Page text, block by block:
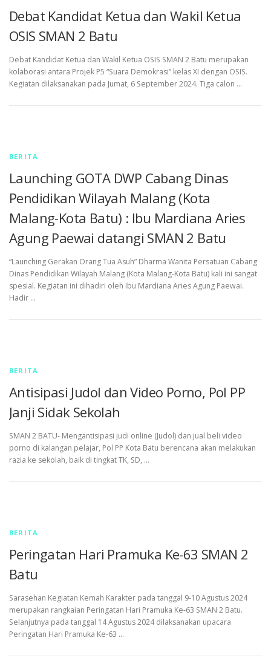
Debat Kandidat Ketua dan Wakil Ketua
OSIS SMAN 2 Batu
Debat Kandidat Ketua dan Wakil Ketua OSIS SMAN 2 Batu merupakan
kolaborasi antara Projek P5 “Suara Demokrasi” kelas XI dengan OSIS.
Kegiatan dilaksanakan pada Jumat, 6 September 2024. Tiga calon …
BERITA
Launching GOTA DWP Cabang Dinas
Pendidikan Wilayah Malang (Kota
Malang-Kota Batu) : Ibu Mardiana Aries
Agung Paewai datangi SMAN 2 Batu
“Launching Gerakan Orang Tua Asuh” Dharma Wanita Persatuan Cabang
Dinas Pendidikan Wilayah Malang (Kota Malang-Kota Batu) kali ini sangat
spesial. Kegiatan ini dihadiri oleh Ibu Mardiana Aries Agung Paewai.
Hadir …
BERITA
Antisipasi Judol dan Video Porno, Pol PP
Janji Sidak Sekolah
SMAN 2 BATU- Mengantisipasi judi online (Judol) dan jual beli video
porno di kalangan pelajar, Pol PP Kota Batu berencana akan melakukan
razia ke sekolah, baik di tingkat TK, SD, …
BERITA
Peringatan Hari Pramuka Ke-63 SMAN 2
Batu
Sarasehan Kegiatan Kemah Karakter pada tanggal 9-10 Agustus 2024
merupakan rangkaian Peringatan Hari Pramuka Ke-63 SMAN 2 Batu.
Selanjutnya pada tanggal 14 Agustus 2024 dilaksanakan upacara
Peringatan Hari Pramuka Ke-63 …